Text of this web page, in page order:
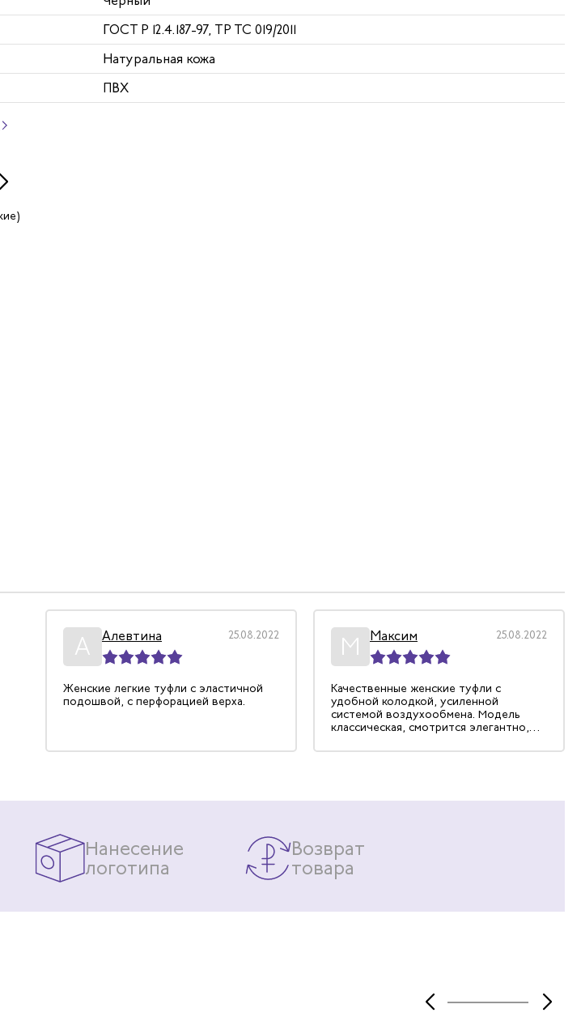
ГОСТ Р 12.4.187-97, ТР ТС 019/2011
Натуральная кожа
ПВХ
А Алевтина 25.08.2022
Женские легкие туфли с эластичной
подошвой, с перфорацией верха.
М Максим 25.08.2022
Качественные женские туфли с
удобной колодкой, усиленной
системой воздухообмена. Модель
классическая, смотрится элегантно,
эргономичная, что ноги совсем не
Нанесение
логотипа
Возврат
товара